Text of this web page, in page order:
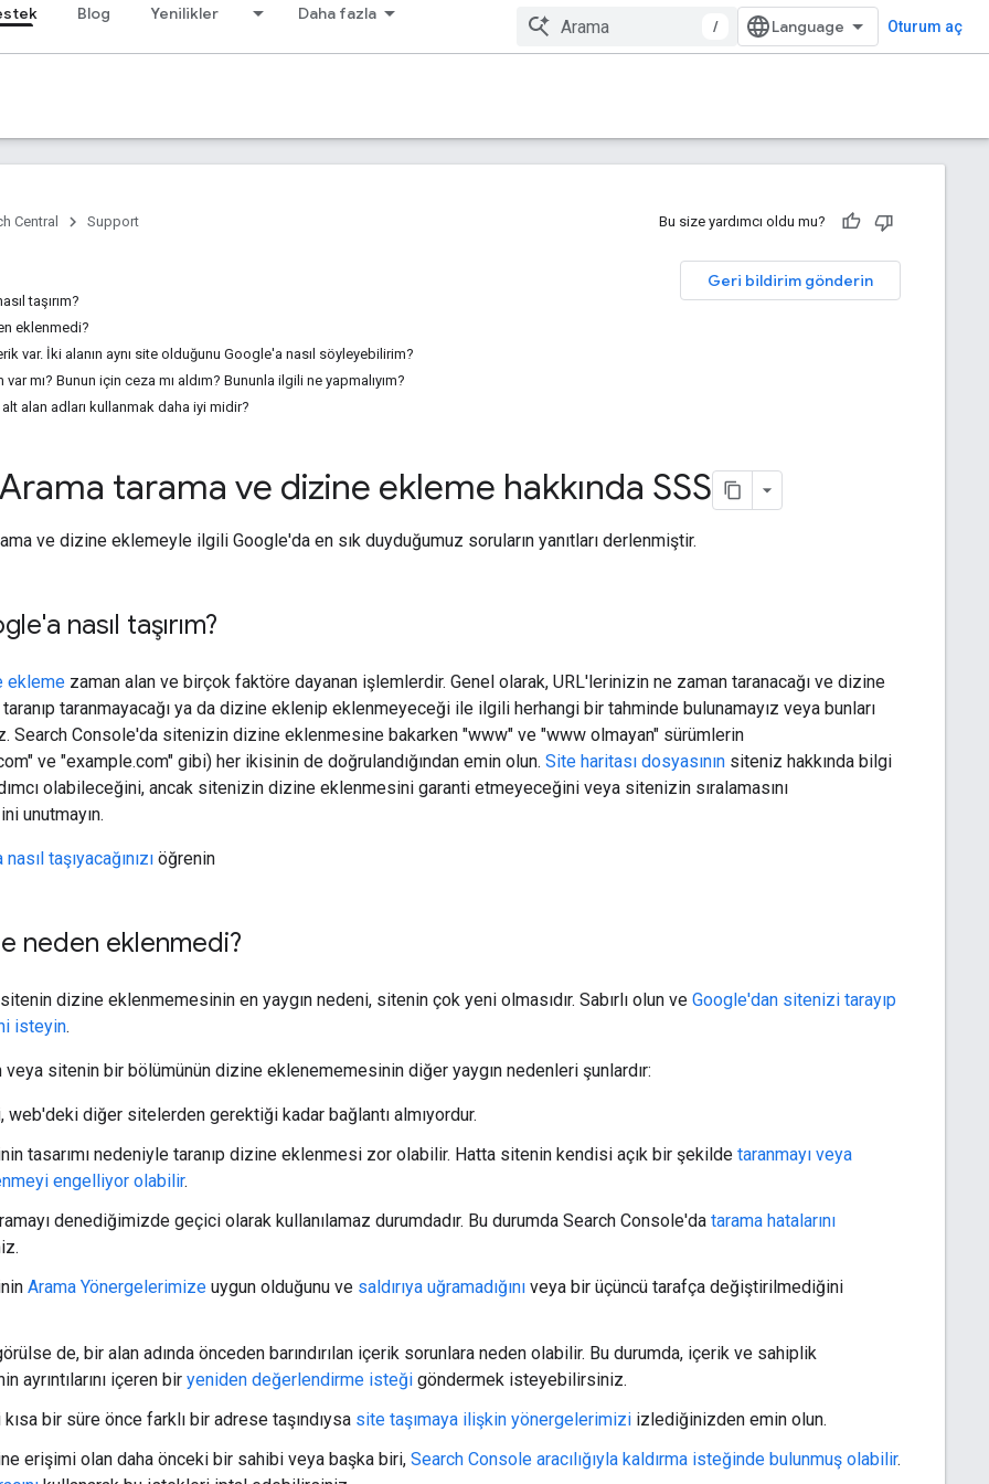
Blog Yenilikler Daha fazla
/ Oturum aç
Central Support Bu size yardımcı oldu mu?
Geri bildirim gönderin
taşırım?
eklenmedi?
var. İki alanın aynı site olduğunu Google'a nasıl söyleyebilirim?
mı? Bunun için ceza mı aldım? Bununla ilgili ne yapmalıyım?
alan adları kullanmak daha iyi midir?
tarama ve dizine ekleme hakkında SSS
ve dizine eklemeyle ilgili Google'da en sık duyduğumuz soruların yanıtları derlenmiştir.
nasıl taşırım?
ekleme zaman alan ve birçok faktöre dayanan işlemlerdir. Genel olarak, URL'lerinizin ne zaman taranacağı ve dizine
taranmayacağı ya da dizine eklenip eklenmeyeceği ile ilgili herhangi bir tahminde bulunamayız veya bunları
Search Console'da sitenizin dizine eklenmesine bakarken "www" ve "www olmayan" sürümlerin
ve "example.com" gibi) her ikisinin de doğrulandığından emin olun. Site haritası dosyasının siteniz hakkında bilgi
olabileceğini, ancak sitenizin dizine eklenmesini garanti etmeyeceğini veya sitenizin sıralamasını
unutmayın.
taşıyacağınızı öğrenin
neden eklenmedi?
dizine eklenmemesinin en yaygın nedeni, sitenin çok yeni olmasıdır. Sabırlı olun ve Google'dan sitenizi tarayıp
isteyin.
sitenin bir bölümünün dizine eklenememesinin diğer yaygın nedenleri şunlardır:
web'deki diğer sitelerden gerektiği kadar bağlantı almıyordur.
tasarımı nedeniyle taranıp dizine eklenmesi zor olabilir. Hatta sitenin kendisi açık bir şekilde taranmayı veya
engelliyor olabilir.
denediğimizde geçici olarak kullanılamaz durumdadır. Bu durumda Search Console'da tarama hatalarını
Arama Yönergelerimize uygun olduğunu ve saldırıya uğramadığını veya bir üçüncü tarafça değiştirilmediğini
de, bir alan adında önceden barındırılan içerik sorunlara neden olabilir. Bu durumda, içerik ve sahiplik
ayrıntılarını içeren bir yeniden değerlendirme isteği göndermek isteyebilirsiniz.
bir süre önce farklı bir adrese taşındıysa site taşımaya ilişkin yönergelerimizi izlediğinizden emin olun.
erişimi olan daha önceki bir sahibi veya başka biri, Search Console aracılığıyla kaldırma isteğinde bulunmuş olabilir.